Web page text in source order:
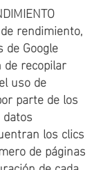
rendimiento,
Google
recopilar
uso de
parte de los
los clics
de páginas